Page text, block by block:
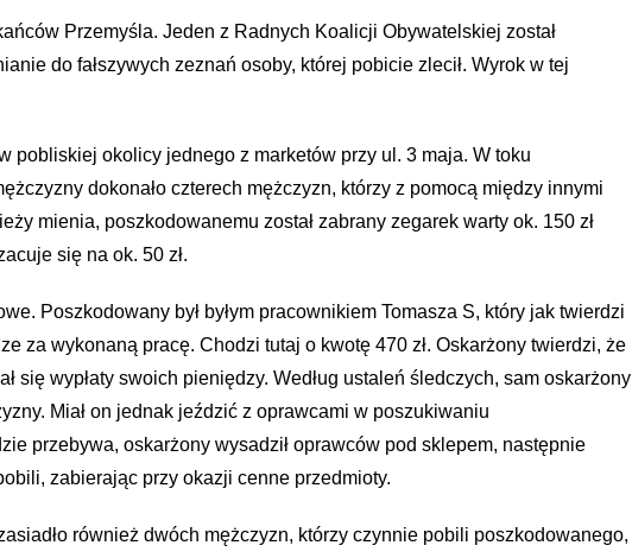
Przemyśla. Jeden z Radnych Koalicji Obywatelskiej został
do fałszywych zeznań osoby, której pobicie zlecił. Wyrok w tej
pobliskiej okolicy jednego z marketów przy ul. 3 maja. W toku
dokonało czterech mężczyzn, którzy z pomocą między innymi
mienia, poszkodowanemu został zabrany zegarek warty ok. 150 zł
się na ok. 50 zł.
Poszkodowany był byłym pracownikiem Tomasza S, który jak twierdzi
za wykonaną pracę. Chodzi tutaj o kwotę 470 zł. Oskarżony twierdzi, że
się wypłaty swoich pieniędzy. Według ustaleń śledczych, sam oskarżony
Miał on jednak jeździć z oprawcami w poszukiwaniu
przebywa, oskarżony wysadził oprawców pod sklepem, następnie
zabierając przy okazji cenne przedmioty.
również dwóch mężczyzn, którzy czynnie pobili poszkodowanego,